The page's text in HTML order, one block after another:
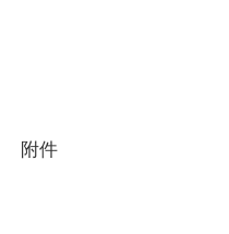
附件